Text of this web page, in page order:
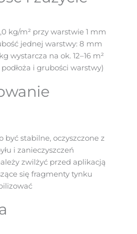
kg/m² przy warstwie 1 mm
jednej warstwy: 8 mm
wystarcza na ok. 12–16 m²
i grubości warstwy)
być stabilne, oczyszczone z
i zanieczyszczeń
zwilżyć przed aplikacją
się fragmenty tynku